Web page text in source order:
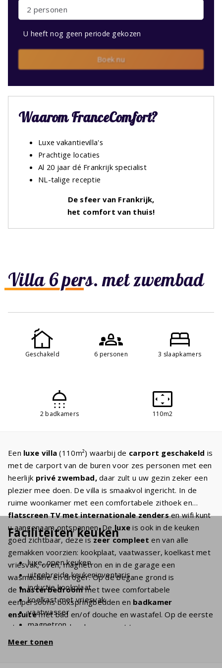
Villa 6 pers. met zwembad
Geschakeld 6 personen 3 slaapkamers
2 badkamers 110m2
Een luxe villa (110m²) waarbij de carport geschakeld is
met de carport van de buren voor zes personen met een
heerlijk privé zwembad,daar zult u uw gezin zeker een
plezier mee doen. De villa is smaakvol ingericht. In de
ruime woonkamer met een comfortabele zithoek en
flatscreen TV met internationale zendersen wifi kunt
u aangenaam ontspannen. De luxe is ook in de keuken
goed zichtbaar, deze iszeer compleet en van alle
gemakken voorzien: kookplaat, vaatwasser, koelkast met
vriesvak, oven, magnetron en in de garage een
wasmachine en droger. Op de begane grond is
de masterbedroommet twee comfortabele
eenpersoons boxspringbedden en badkamer
ensuitemet bad en/of douche en wastafel. Op de eerste
etage zijn twee slaapkamers met twee eenpersoons
boxspringbedden. De
Faciliteiten keuken
luxe, open keuken
uitgebreide keukeninventaris
inductie kookplaat
koelkast met vriesvak
vaatwasser
magnetron
koffiezetapparaat (filtermaling + Nespresso)
Meer tonen
2 personen
U heeft nog geen periode gekozen
Boek nu
Waarom FranceComfort?
Luxe vakantievilla's
Prachtige locaties
Al 20 jaar dé Frankrijk specialist
NL-talige receptie
De sfeer van Frankrijk,
het comfort van thuis!